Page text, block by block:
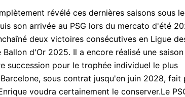
révélé ces dernières saisons sous
son arrivée au PSG lors du mercato d'été
deux victoires consécutives en Ligue
d'Or 2025. Il a encore réalisé une saison
succession pour le trophée individuel le plus
sous contrat jusqu'en juin 2028, fait
voudra certainement le conserver.Le